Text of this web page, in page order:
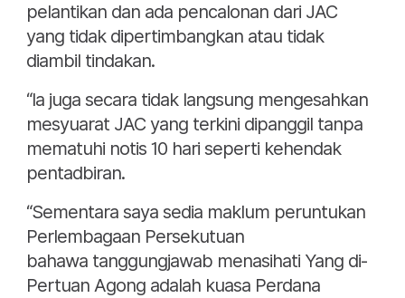
pelantikan dan ada pencalonan dari JAC
yang tidak dipertimbangkan atau tidak
diambil tindakan.
“Ia juga secara tidak langsung mengesahkan
mesyuarat JAC yang terkini dipanggil tanpa
mematuhi notis 10 hari seperti kehendak
pentadbiran.
“Sementara saya sedia maklum peruntukan
Perlembagaan Persekutuan
bahawa tanggungjawab menasihati Yang di-
Pertuan Agong adalah kuasa Perdana